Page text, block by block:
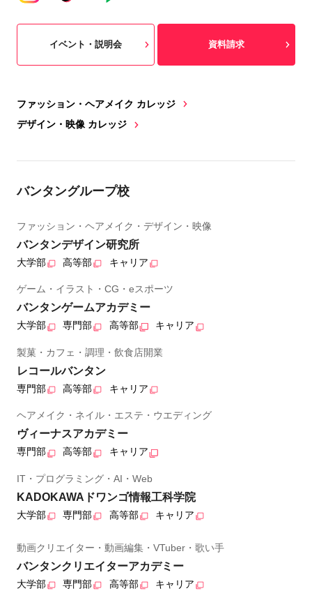
ファッション・ヘアメイク カレッジ
デザイン・映像 カレッジ
イベント・説明会 資料請求
バンタングループ校
ファッション・ヘアメイク・デザイン・映像
バンタンデザイン研究所
大学部 高等部 キャリア
ゲーム・イラスト・CG・eスポーツ
バンタンゲームアカデミー
大学部 専門部 高等部 キャリア
製菓・カフェ・調理・飲食店開業
レコールバンタン
専門部 高等部 キャリア
ヘアメイク・ネイル・エステ・ウエディング
ヴィーナスアカデミー
専門部 高等部 キャリア
IT・プログラミング・AI・Web
KADOKAWAドワンゴ情報工科学院
大学部 専門部 高等部 キャリア
動画クリエイター・動画編集・VTuber・歌い手
バンタンクリエイターアカデミー
大学部 専門部 高等部 キャリア